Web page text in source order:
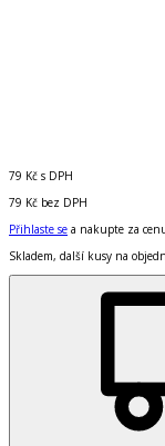
79 Kč s DPH
79 Kč bez DPH
Přihlaste se a nakupte za
Skladem, další kusy na